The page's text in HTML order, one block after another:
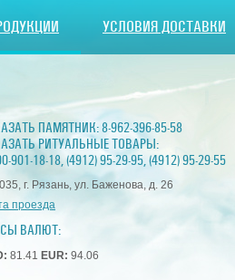
УСЛОВИЯ ДОСТАВКИ
ПАМЯТНИК:8-962-396-85-58
РИТУАЛЬНЫЕ ТОВАРЫ:
901-18-18,(4912) 95-29-95,(4912) 95-29-55
г. Рязань, ул. Баженова, д. 26
проезда
ВАЛЮТ:
81.41 EUR: 94.06